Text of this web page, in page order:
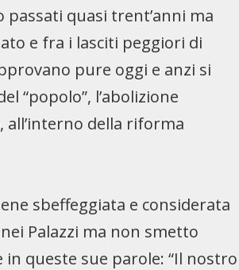
quasi trent’anni ma
e fra i lasciti peggiori di
pure oggi e anzi si
“popolo”, l’abolizione
all’interno della riforma
sbeffeggiata e considerata
Palazzi ma non smetto
queste sue parole: “Il nostro